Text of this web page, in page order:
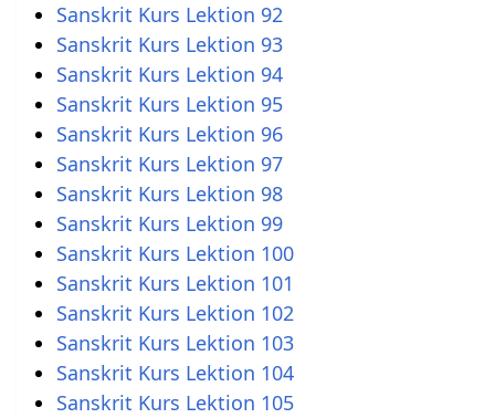
Sanskrit Kurs Lektion 92
Sanskrit Kurs Lektion 93
Sanskrit Kurs Lektion 94
Sanskrit Kurs Lektion 95
Sanskrit Kurs Lektion 96
Sanskrit Kurs Lektion 97
Sanskrit Kurs Lektion 98
Sanskrit Kurs Lektion 99
Sanskrit Kurs Lektion 100
Sanskrit Kurs Lektion 101
Sanskrit Kurs Lektion 102
Sanskrit Kurs Lektion 103
Sanskrit Kurs Lektion 104
Sanskrit Kurs Lektion 105